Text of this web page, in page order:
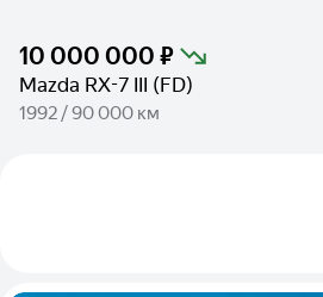
10 000 000 ₽
Mazda RX-7 III (FD)
1992 / 90 000 км